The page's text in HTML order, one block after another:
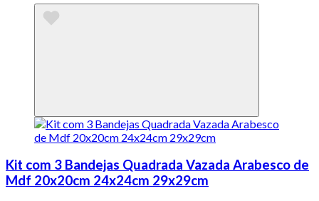
Kit com 3 Bandejas Quadrada Vazada Arabesco de
Mdf 20x20cm 24x24cm 29x29cm